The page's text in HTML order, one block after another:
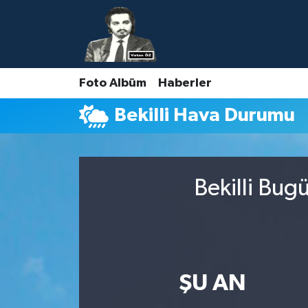
Foto Albüm Haberler
Bekilli Hava Durumu
Bekilli
ŞU AN
Nöbetçi Eczaneler
Hava Durumu
Namaz Vakitleri
Trafik Durumu
Süper Lig Puan Durumu ve Fikstür